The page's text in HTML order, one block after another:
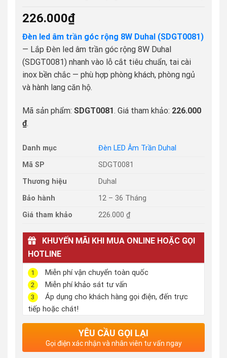
226.000₫
Đèn led âm trần góc rộng 8W Duhal (SDGT0081)
— Lắp Đèn led âm trần góc rộng 8W Duhal
(SDGT0081) nhanh vào lỗ cắt tiêu chuẩn, tai cài
inox bền chắc — phù hợp phòng khách, phòng ngủ
và hành lang căn hộ.
Mã sản phẩm: SDGT0081. Giá tham khảo: 226.000
₫.
Danh mục
Đèn LED Âm Trần Duhal
Mã SP
SDGT0081
Thương hiệu
Duhal
Bảo hành
12 – 36 Tháng
Giá tham khảo
226.000 ₫
KHUYẾN MÃI KHI MUA ONLINE HOẶC GỌI
HOTLINE
1 Miễn phí vận chuyển toàn quốc
2 Miễn phí khảo sát tư vấn
3
Áp dụng cho khách hàng gọi điện, đến trực
tiếp hoặc chát!
YÊU CẦU GỌI LẠI
Gọi điện xác nhận và nhân viên tư vấn ngay